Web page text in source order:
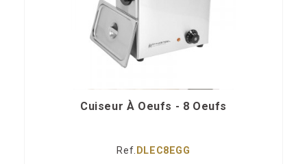
Cuiseur À Oeufs - 8 Oeufs
Ref. DLEC8EGG